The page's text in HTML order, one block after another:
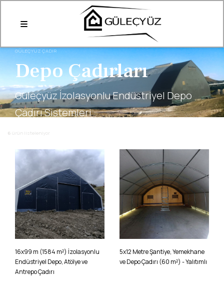
GÜLEÇYÜZ ÇADIR
Depo Çadırları
Güleçyüz İzolasyonlu Endüstriyel Depo
Çadırı Sistemleri
6 ürün listeleniyor
16x99 m (1584 m²) İzolasyonlu
Endüstriyel Depo, Atölye ve
Antrepo Çadırı
5x12 Metre Şantiye, Yemekhane
ve Depo Çadırı (60 m²) - Yalıtımlı